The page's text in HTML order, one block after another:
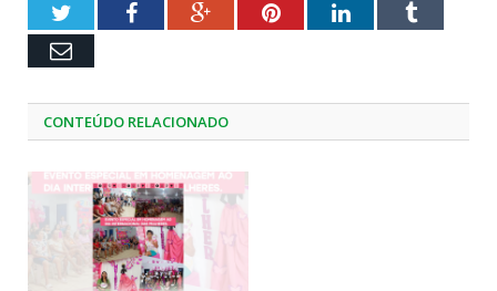
TwitterFacebookGoogle+PinterestLinkedInTumblr
Email
CONTEÚDO RELACIONADO